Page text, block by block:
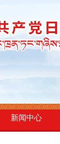
新闻中心